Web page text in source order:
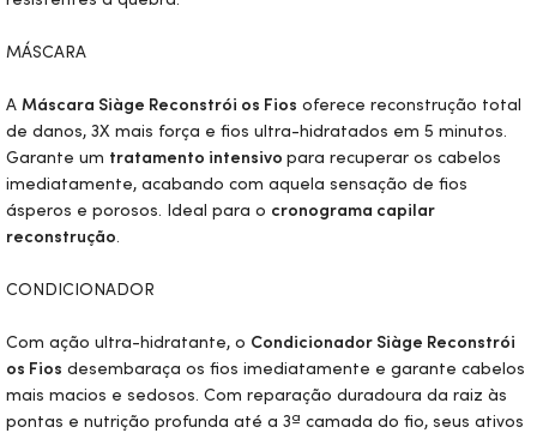
MÁSCARA
A Máscara Siàge Reconstrói os Fios oferece reconstrução total
de danos, 3X mais força e fios ultra-hidratados em 5 minutos.
Garante um tratamento intensivo para recuperar os cabelos
imediatamente, acabando com aquela sensação de fios
ásperos e porosos. Ideal para o cronograma capilar
reconstrução.
CONDICIONADOR
Com ação ultra-hidratante, o Condicionador Siàge Reconstrói
os Fios desembaraça os fios imediatamente e garante cabelos
mais macios e sedosos. Com reparação duradoura da raiz às
pontas e nutrição profunda até a 3ª camada do fio, seus ativos